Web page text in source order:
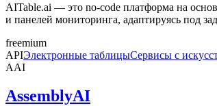
AITable.ai — это no-code платформа на
и панелей мониторинга, адаптируясь под
freemium
APIЭлектронные таблицыСервисы с
AAI
AssemblyAI